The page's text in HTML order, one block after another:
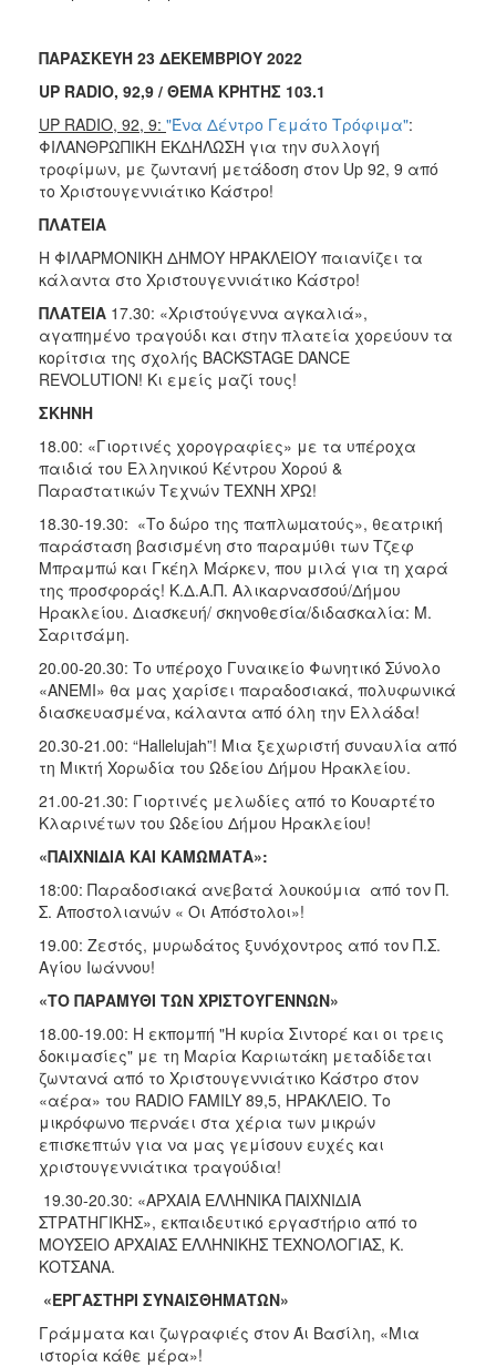
ΠΑΡΑΣΚΕΥΉ 23 ΔΕΚΕΜΒΡΙΟΥ 2022
UP RADIO, 92,9 / ΘΕΜΑ ΚΡΗΤΗΣ 103.1
UP RADIO, 92, 9: "Ένα Δέντρο Γεμάτο Τρόφιμα":
ΦΙΛΑΝΘΡΩΠΙΚΗ ΕΚΔΗΛΩΣΗ για την συλλογή
τροφίμων, με ζωντανή μετάδοση στον Up 92, 9 από
το Χριστουγεννιάτικο Κάστρο!
ΠΛΑΤΕΙΑ
Η ΦΙΛΑΡΜΟΝΙΚΗ ΔΗΜΟΥ ΗΡΑΚΛΕΙΟΥ παιανίζει τα
κάλαντα στο Χριστουγεννιάτικο Κάστρο!
ΠΛΑΤΕΙΑ 17.30: «Χριστούγεννα αγκαλιά»,
αγαπημένο τραγούδι και στην πλατεία χορεύουν τα
κορίτσια της σχολής BACKSTAGE DANCE
REVOLUTION! Κι εμείς μαζί τους!
ΣΚΗΝΗ
18.00: «Γιορτινές χορογραφίες» με τα υπέροχα
παιδιά του Ελληνικού Κέντρου Χορού &
Παραστατικών Τεχνών ΤΕΧΝΗ ΧΡΩ!
18.30-19.30: «Το δώρο της παπλωµατούς», θεατρική
παράσταση βασισμένη στο παραμύθι των Τζεφ
Μπραμπώ και Γκέηλ Μάρκεν, που μιλά για τη χαρά
της προσφοράς! Κ.Δ.Α.Π. Αλικαρνασσού/Δήμου
Ηρακλείου. Διασκευή/ σκηνοθεσία/διδασκαλία: Μ.
Σαριτσάμη.
20.00-20.30: Το υπέροχο Γυναικείο Φωνητικό Σύνολο
«ANEMI» θα μας χαρίσει παραδοσιακά, πολυφωνικά
διασκευασμένα, κάλαντα από όλη την Ελλάδα!
20.30-21.00: “Hallelujah”! Μια ξεχωριστή συναυλία από
τη Μικτή Χορωδία του Ωδείου Δήμου Ηρακλείου.
21.00-21.30: Γιορτινές μελωδίες από το Κουαρτέτο
Κλαρινέτων του Ωδείου Δήμου Ηρακλείου!
«ΠΑΙΧΝΙΔΙΑ ΚΑΙ ΚΑΜΩΜΑΤΑ»:
18:00: Παραδοσιακά ανεβατά λουκούμια από τον Π.
Σ. Αποστολιανών « Οι Απόστολοι»!
19.00: Ζεστός, μυρωδάτος ξυνόχοντρος από τον Π.Σ.
Αγίου Ιωάννου!
«ΤΟ ΠΑΡΑΜΥΘΙ ΤΩΝ ΧΡΙΣΤΟΥΓΕΝΝΩΝ»
18.00-19.00: Η εκπομπή "Η κυρία Σιντορέ και οι τρεις
δοκιμασίες" με τη Μαρία Καριωτάκη μεταδίδεται
ζωντανά από το Χριστουγεννιάτικο Κάστρο στον
«αέρα» του RADIO FAMILY 89,5, ΗΡΑΚΛΕΙΟ. Το
μικρόφωνο περνάει στα χέρια των μικρών
επισκεπτών για να μας γεμίσουν ευχές και
χριστουγεννιάτικα τραγούδια!
19.30-20.30: «ΑΡΧΑΙΑ ΕΛΛΗΝΙΚΑ ΠΑΙΧΝΙΔΙΑ
ΣΤΡΑΤΗΓΙΚΗΣ», εκπαιδευτικό εργαστήριο από το
ΜΟΥΣΕΙΟ ΑΡΧΑΙΑΣ ΕΛΛΗΝΙΚΗΣ ΤΕΧΝΟΛΟΓΙΑΣ, Κ.
ΚΟΤΣΑΝΑ.
«ΕΡΓΑΣΤΗΡΙ ΣΥΝΑΙΣΘΗΜΑΤΩΝ»
Γράμματα και ζωγραφιές στον Άι Βασίλη, «Μια
ιστορία κάθε μέρα»!